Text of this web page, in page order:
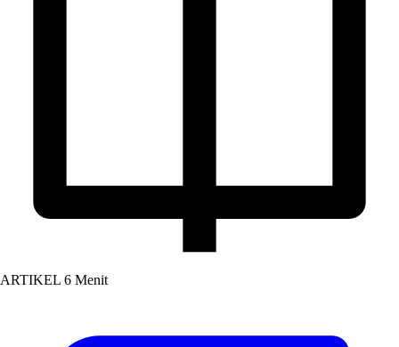
ARTIKEL 6 Menit